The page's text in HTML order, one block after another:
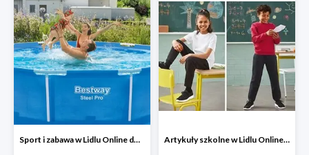
Sport i zabawa w Lidlu Online do -28% Artykuły szkolne w Lidlu Online od 8,99 zł